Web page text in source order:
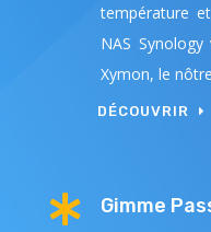
température
NAS
Xymon, le
DÉCOUVRIR
 Gimme